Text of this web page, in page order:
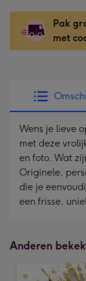
120
x
160
mm
167
x
€6,49
-
Voor
-
241
x
333
mm
Pak
met
Wens je lieve
met deze
en foto. Wat
Originele,
die je
een frisse,
Anderen